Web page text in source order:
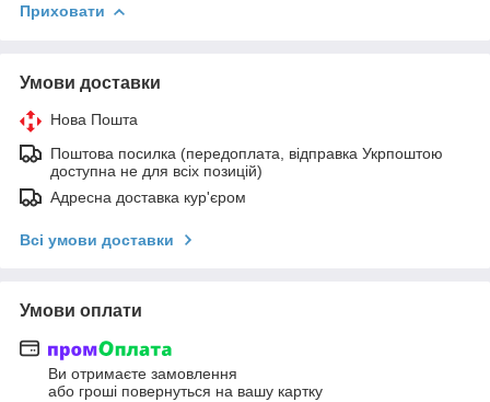
Приховати
Умови доставки
Нова Пошта
Поштова посилка (передоплата, відправка Укрпоштою
доступна не для всіх позицій)
Адресна доставка кур'єром
Всі умови доставки
Умови оплати
Ви отримаєте замовлення
або гроші повернуться на вашу картку